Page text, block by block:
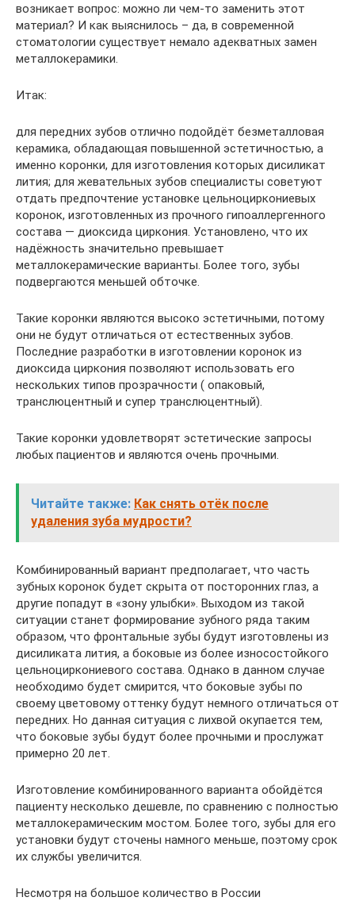
возникает вопрос: можно ли чем-то заменить этот
материал? И как выяснилось – да, в современной
стоматологии существует немало адекватных замен
металлокерамики.
Итак:
для передних зубов отлично подойдёт безметалловая
керамика, обладающая повышенной эстетичностью, а
именно коронки, для изготовления которых дисиликат
лития; для жевательных зубов специалисты советуют
отдать предпочтение установке цельноциркониевых
коронок, изготовленных из прочного гипоаллергенного
состава — диоксида циркония. Установлено, что их
надёжность значительно превышает
металлокерамические варианты. Более того, зубы
подвергаются меньшей обточке.
Такие коронки являются высоко эстетичными, потому
они не будут отличаться от естественных зубов.
Последние разработки в изготовлении коронок из
диоксида циркония позволяют использовать его
нескольких типов прозрачности ( опаковый,
транслюцентный и супер транслюцентный).
Такие коронки удовлетворят эстетические запросы
любых пациентов и являются очень прочными.
Читайте также: Как снять отёк после
удаления зуба мудрости?
Комбинированный вариант предполагает, что часть
зубных коронок будет скрыта от посторонних глаз, а
другие попадут в «зону улыбки». Выходом из такой
ситуации станет формирование зубного ряда таким
образом, что фронтальные зубы будут изготовлены из
дисиликата лития, а боковые из более износостойкого
цельноциркониевого состава. Однако в данном случае
необходимо будет смирится, что боковые зубы по
своему цветовому оттенку будут немного отличаться от
передних. Но данная ситуация с лихвой окупается тем,
что боковые зубы будут более прочными и прослужат
примерно 20 лет.
Изготовление комбинированного варианта обойдётся
пациенту несколько дешевле, по сравнению с полностью
металлокерамическим мостом. Более того, зубы для его
установки будут сточены намного меньше, поэтому срок
их службы увеличится.
Несмотря на большое количество в России